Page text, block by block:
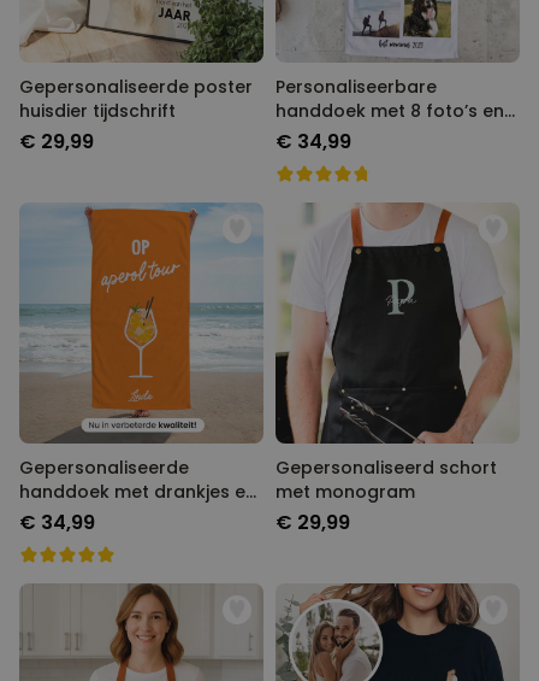
Gepersonaliseerde poster
huisdier tijdschrift
€ 29,99
Personaliseerbare
handdoek met 8 foto’s en
tekst
€ 34,99
Gepersonaliseerde
handdoek met drankjes en
tekst
€ 34,99
Gepersonaliseerd schort
met monogram
€ 29,99